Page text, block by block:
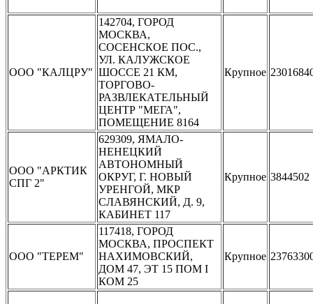
ООО "КАЛЦРУ"
142704, ГОРОД
МОСКВА,
СОСЕНСКОЕ ПОС.,
УЛ. КАЛУЖСКОЕ
ШОССЕ 21 КМ,
ТОРГОВО-
РАЗВЛЕКАТЕЛЬНЫЙ
ЦЕНТР "МЕГА",
ПОМЕЩЕНИЕ 8164
Крупное
ООО "АРКТИК
СПГ 2"
629309, ЯМАЛО-
НЕНЕЦКИЙ
АВТОНОМНЫЙ
ОКРУГ, Г. НОВЫЙ
УРЕНГОЙ, МКР
СЛАВЯНСКИЙ, Д. 9,
КАБИНЕТ 117
Крупное 3844502
ООО "ТЕРЕМ"
117418, ГОРОД
МОСКВА, ПРОСПЕКТ
НАХИМОВСКИЙ,
ДОМ 47, ЭТ 15 ПОМ I
КОМ 25
Крупное